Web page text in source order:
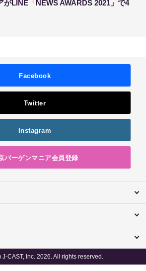
がLINE「NEWS AWARDS 2021」で4
Facebook
Twitter
Instagram
バーゲンマニア会員登録
J-CAST, Inc. 2026. All rights reserved.